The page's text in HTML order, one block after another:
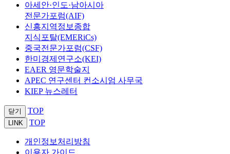
아세안·인도·남아시아
전문가포럼(AIF)
신흥지역정보종합
지식포탈(EMERiCs)
중국전문가포럼(CSF)
한미경제연구소(KEI)
EAER 영문학술지
APEC 연구센터 컨소시엄 사무국
KIEP 뉴스레터
닫기 TOP
LINK TOP
개인정보처리방침